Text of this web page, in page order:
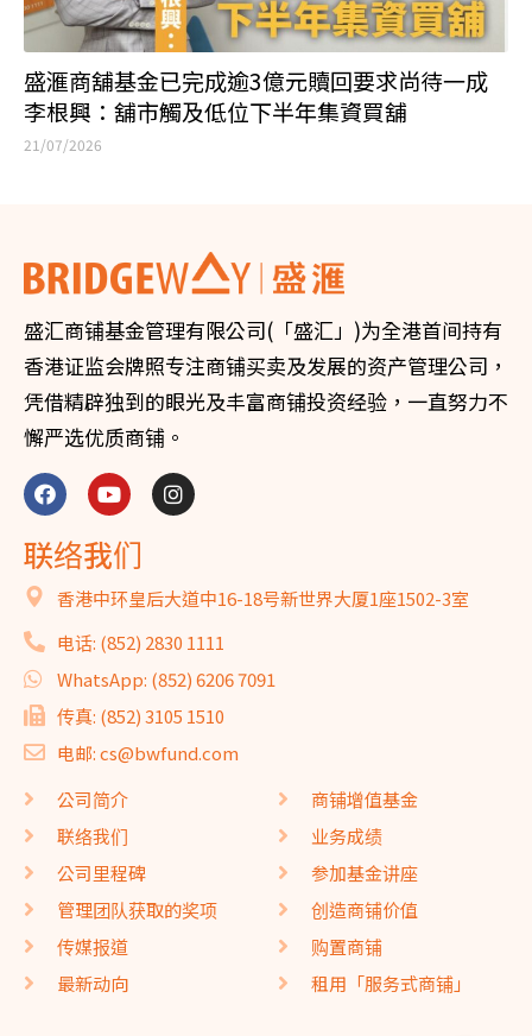
盛滙商舖基金已完成逾3億元贖回要求尚待一成
李根興：舖市觸及低位下半年集資買舖
21/07/2026
盛汇商铺基金管理有限公司(「盛汇」)为全港首间持有
香港证监会牌照专注商铺买卖及发展的资产管理公司，
凭借精辟独到的眼光及丰富商铺投资经验，一直努力不
懈严选优质商铺。
联络我们
香港中环皇后大道中16-18号新世界大厦1座1502-3室
电话: (852) 2830 1111
WhatsApp: (852) 6206 7091
传真: (852) 3105 1510
电邮: cs@bwfund.com
公司简介
联络我们
公司里程碑
管理团队获取的奖项
传媒报道
最新动向
商铺增值基金
业务成绩
参加基金讲座
创造商铺价值
购置商铺
租用「服务式商铺」